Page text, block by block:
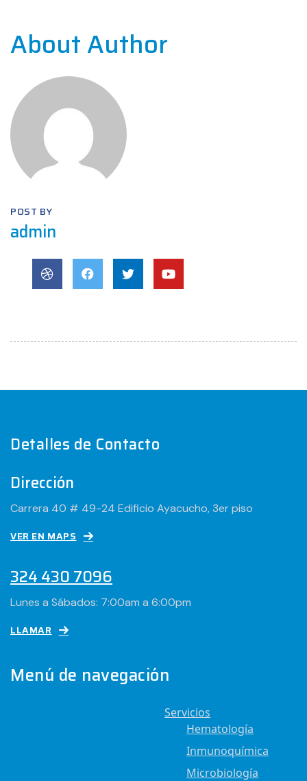
About Author
POST BY
admin
Detalles de Contacto
Dirección
Carrera 40 # 49-24 Edificio Ayacucho, 3er piso
VER EN MAPS
324 430 7096
Lunes a Sábados: 7:00am a 6:00pm
LLAMAR
Menú de navegación
Servicios
Hematología
Inmunoquímica
Microbiología